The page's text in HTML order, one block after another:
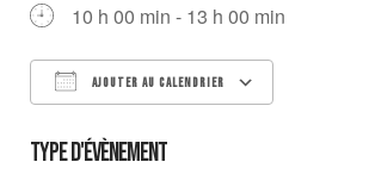
10 h 00 min - 13 h 00 min
AJOUTER AU CALENDRIER
TYPE D'ÉVÈNEMENT